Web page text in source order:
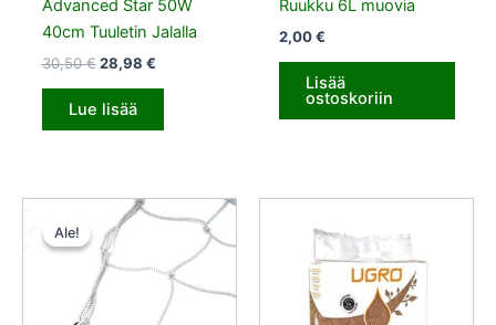
Advanced Star 50W
40cm Tuuletin Jalalla
30,50€ 28,98 €
Lue lisää
Ruukku 6L muovia
2,00€
Lisää
ostoskoriin
Ale!
Ale!
Alkuperäinen
hinta
oli:
10,50 €.
Nykyinen
hinta
9,45 €.